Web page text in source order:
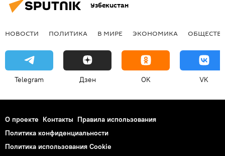
Узбекистан
НОВОСТИ ПОЛИТИКА В МИРЕ ЭКОНОМИКА
Telegram Дзен OK VK
О проекте Контакты Правила использования
Политика конфиденциальности
Политика использования Cookie